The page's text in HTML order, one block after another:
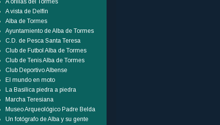
A orillas del Tormes
A vista de Delfín
Alba de Tormes
Ayuntamiento de Alba de Tormes
C.D. de Pesca Santa Teresa
Club de Futbol Alba de Tormes
Club de Tenis Alba de Tormes
Club Deportivo Albense
El mundo en moto
La Basílica piedra a piedra
Marcha Teresiana
Museo Arqueológico Padre Belda
Un fotógrafo de Alba y su gente